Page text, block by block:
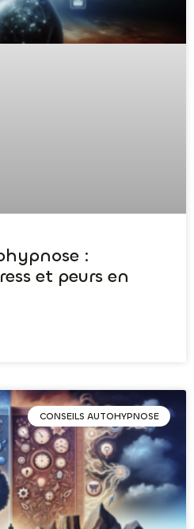
:
et peurs en
CONSEILS AUTOHYPNOSE